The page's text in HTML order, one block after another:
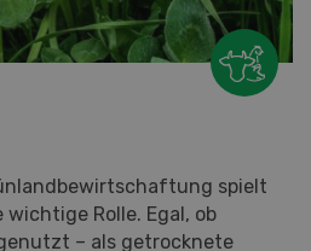
spielt
Rolle. Egal, ob
– als getrocknete